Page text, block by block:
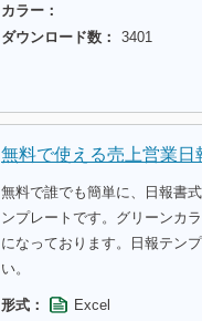
カラー：
ダウンロード数：
3401
無料で使える売上営業日
無料で誰でも簡単に、日報書
ンプレートです。グリーンカ
になっております。日報テン
い。
形式：
Excel